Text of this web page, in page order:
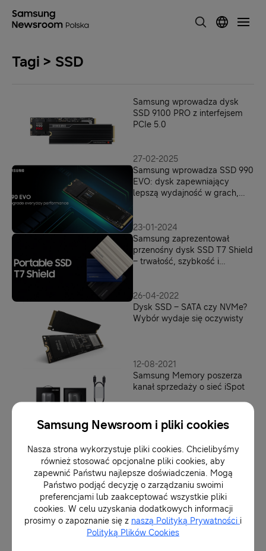
Tagi > SSD
Samsung wprowadza dysk
SSD 9100 PRO z interfejsem
PCIe 5.0
27-02-2025
Samsung wprowadza SSD 990
EVO: dysk zapewniający
lepszą wydajność w grach,
23-01-2024
Samsung zaprezentował
przenośny dysk SSD T7 Shield
– trwałość, szybkość i
26-04-2022
Dysk SSD – SATA czy NVMe?
Wybór wydaje się oczywisty
12-08-2021
Samsung Memory poszerza
kanał sprzedaży o sieć iSpot
24-06-2021
To najlepszy moment na
zakup SSD
20-05-2021
Samsung Supercharge Week:
zyskaj bon podarunkowy i
nawet 500 PLN zniżki na
Samsung Newsroom i pliki cookies
Nasza strona wykorzystuje pliki cookies. Chcielibyśmy
również stosować opcjonalne pliki cookies, aby
zapewnić Państwu najlepsze doświadczenia. Mogą
Państwo podjąć decyzję o zarządzaniu swoimi
preferencjami lub zaakceptować wszystkie pliki
cookies. W celu uzyskania dodatkowych informacji
prosimy o zapoznanie się z naszą Polityką Prywatności i
Polityką Plików Cookies